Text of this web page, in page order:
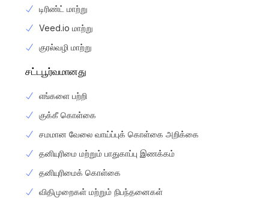
டிரிண்ட் மாற்று
Veed.io மாற்று
குரல்வழி மாற்று
சட்டபூர்வமானது
எங்களை பற்றி
குக்கீ கொள்கை
சமமான வேலை வாய்ப்புக் கொள்கை அறிக்கை
தனியுரிமை மற்றும் பாதுகாப்பு இணக்கம்
தனியுரிமைக் கொள்கை
விதிமுறைகள் மற்றும் நிபந்தனைகள்